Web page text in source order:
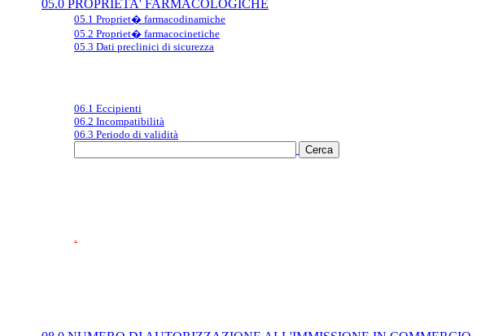
05.0 PROPRIETA' FARMACOLOGICHE
05.1 Propriet� farmacodinamiche
05.2 Propriet� farmacocinetiche
05.3 Dati preclinici di sicurezza
06.1 Eccipienti
06.2 Incompatibilità
06.3 Periodo di validità
.